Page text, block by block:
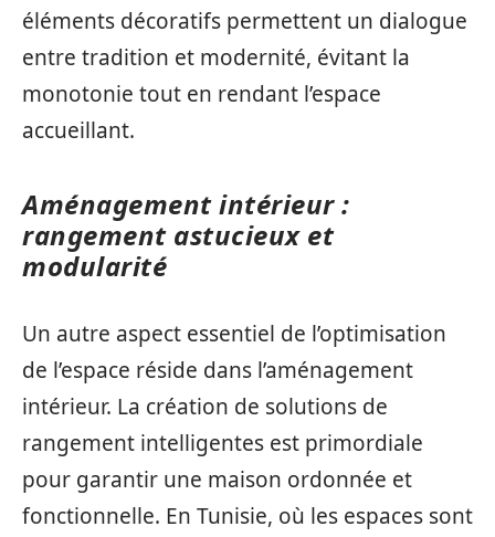
éléments décoratifs permettent un dialogue
entre tradition et modernité, évitant la
monotonie tout en rendant l’espace
accueillant.
Aménagement intérieur :
rangement astucieux et
modularité
Un autre aspect essentiel de l’optimisation
de l’espace réside dans l’aménagement
intérieur. La création de solutions de
rangement intelligentes est primordiale
pour garantir une maison ordonnée et
fonctionnelle. En Tunisie, où les espaces sont